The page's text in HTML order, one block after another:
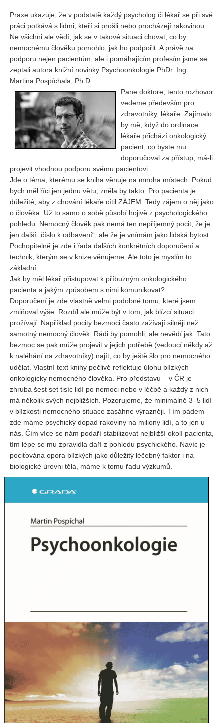
Vydání 1/ 2021
Vydání 3-4/ 2020
Vydání 1-2/ 2020
Vydání 3-4/ 2019
Vydání 1-2/ 2019
Vydání 4/2018
Vydání 2-3/2018
Vydání 1-2018
Vydání 4-2017
Vydání 3-2017
Vydání 2-2017
Vydání 1-2017
Vydání 4-2016
Archiv
Pokyny pro autory
ARCHIV
Praxe ukazuje, že v podstatě každý psycholog či lékař se při své
práci potkává s lidmi, kteří si prošli nebo procházejí rakovinou.
Ne všichni ale vědí, jak se v takové situaci chovat, co by
nemocnému člověku pomohlo, jak ho podpořit. A právě na
podporu nejen pacientům, ale i pomáhajícím profesím jsme se
zeptali autora knižní novinky Psychoonkologie PhDr. Ing.
Martina Pospíchala, Ph.D.
Pane doktore, tento rozhovor
vedeme především pro
zdravotníky, lékaře. Zajímalo
by mě, když do ordinace
lékaře přichází onkologický
pacient, co byste mu
doporučoval za přístup, má-li
projevit vhodnou podporu svému pacientovi
Jde o téma, kterému se kniha věnuje na mnoha místech. Pokud
bych měl říci jen jednu větu, zněla by takto: Pro pacienta je
důležité, aby z chování lékaře cítil ZÁJEM. Tedy zájem o něj jako
o člověka. Už to samo o sobě působí hojivě z psychologického
pohledu. Nemocný člověk pak nemá ten nepříjemný pocit, že je
jen další „číslo k odbavení“, ale že je vnímám jako lidská bytost.
Pochopitelně je zde i řada dalších konkrétních doporučení a
technik, kterým se v knize věnujeme. Ale toto je myslím to
základní.
Jak by měl lékař přistupovat k příbuzným onkologického
pacienta a jakým způsobem s nimi komunikovat?
Doporučení je zde vlastně velmi podobné tomu, které jsem
zmiňoval výše. Rozdíl ale může být v tom, jak blízcí situaci
prožívají. Například pocity bezmoci často zažívají silněji než
samotný nemocný člověk. Rádi by pomohli, ale nevědí jak. Tato
bezmoc se pak může projevit v jejich potřebě (vedoucí někdy až
k naléhání na zdravotníky) najít, co by ještě šlo pro nemocného
udělat. Vlastní text knihy pečlivě reflektuje úlohu blízkých
onkologicky nemocného člověka. Pro představu – v ČR je
zhruba šest set tisíc lidí po nemoci nebo v léčbě a každý z nich
má několik svých nejbližších. Pozorujeme, že minimálně 3–5 lidí
v blízkosti nemocného situace zasáhne výrazněji. Tím pádem
zde máme psychický dopad rakoviny na miliony lidí, a to jen u
nás. Čím více se nám podaří stabilizovat nejbližší okolí pacienta,
tím lépe se mu zpravidla daří z pohledu psychického. Navíc je
pociťována opora blízkých jako důležitý léčebný faktor i na
biologické úrovni těla, máme k tomu řadu výzkumů.